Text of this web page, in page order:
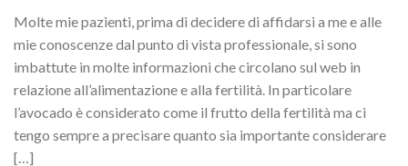
Molte mie pazienti, prima di decidere di affidarsi a me e alle
mie conoscenze dal punto di vista professionale, si sono
imbattute in molte informazioni che circolano sul web in
relazione all’alimentazione e alla fertilità. In particolare
l’avocado è considerato come il frutto della fertilità ma ci
tengo sempre a precisare quanto sia importante considerare
[…]